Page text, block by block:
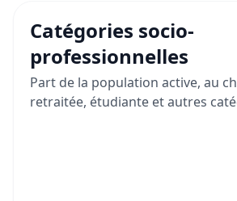
Catégories socio-
professionnelles
Part de la population active, au
retraitée, étudiante et autres